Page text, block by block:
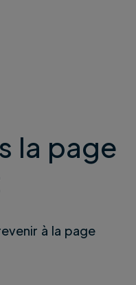
la page
à la page